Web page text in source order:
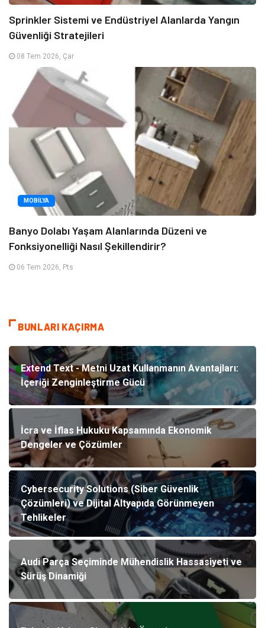
Sprinkler Sistemi ve Endüstriyel Alanlarda Yangın
Güvenliği Stratejileri
08 Tem 2026, Çar
MOBILYA
Banyo Dolabı Yaşam Alanlarında Düzeni ve
Fonksiyonelliği Nasıl Şekillendirir?
06 Tem 2026, Pts
BUNLARI KAÇIRMA
Extend Text - Metni Uzat Kullanmanın Avantajları:
İçeriği Zenginleştirme Gücü
İcra ve İflas Hukuku Kapsamında Ekonomik
Dengeler ve Çözümler
Cybersecurity Solutions (Siber Güvenlik
Çözümleri) ve Dijital Altyapıda Görünmeyen
Tehlikeler
Audi Parça Seçiminde Mühendislik Hassasiyeti ve
Sürüş Dinamiği